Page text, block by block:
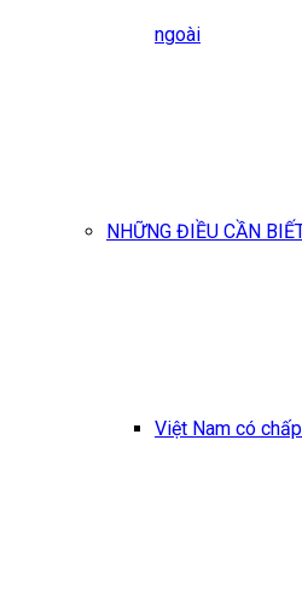
ngoài
NHỮNG ĐIỀU CẦN
Việt Nam có